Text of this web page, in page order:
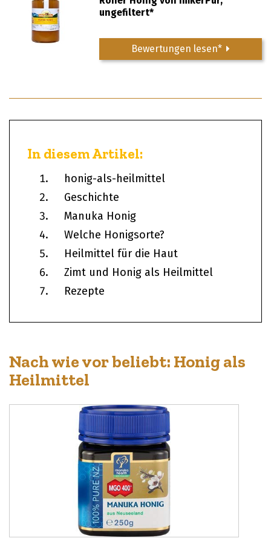
ungefiltert*
Bewertungen lesen*
In diesem Artikel:
honig-als-heilmittel
Geschichte
Manuka Honig
Welche Honigsorte?
Heilmittel für die Haut
Zimt und Honig als Heilmittel
Rezepte
Nach wie vor beliebt: Honig als
Heilmittel